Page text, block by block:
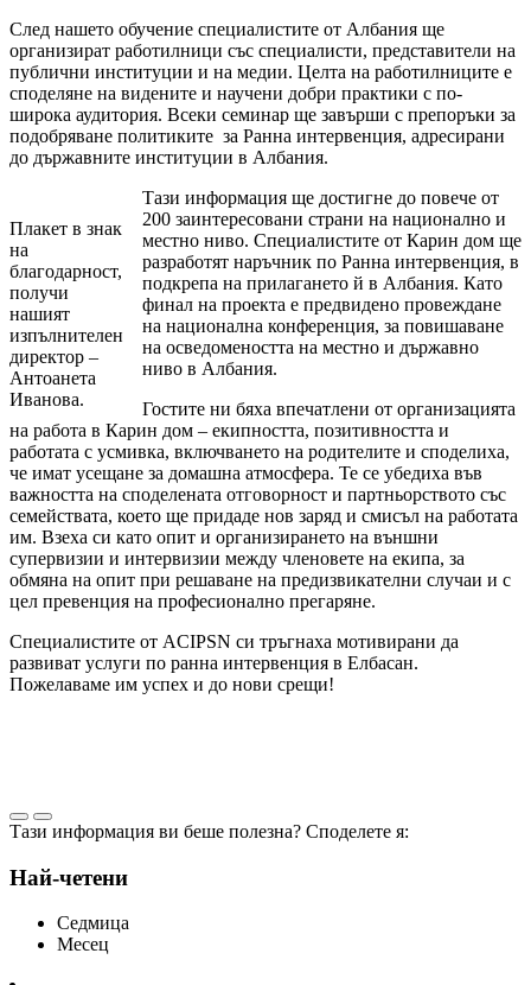
След нашето обучение специалистите от Албания ще
организират работилници със специалисти, представители на
публични институции и на медии. Целта на работилниците е
споделяне на видените и научени добри практики с по-
широка аудитория. Всеки семинар ще завърши с препоръки за
подобряване политиките за Ранна интервенция, адресирани
до държавните институции в Албания.
Плакет в знак
на
благодарност,
получи
нашият
изпълнителен
директор –
Антоанета
Иванова.
Тази информация ще достигне до повече от
200 заинтересовани страни на национално и
местно ниво. Специалистите от Карин дом ще
разработят наръчник по Ранна интервенция, в
подкрепа на прилагането й в Албания. Като
финал на проекта е предвидено провеждане
на национална конференция, за повишаване
на осведомеността на местно и държавно
ниво в Албания.
Гостите ни бяха впечатлени от организацията
на работа в Карин дом – екипността, позитивността и
работата с усмивка, включването на родителите и споделиха,
че имат усещане за домашна атмосфера. Те се убедиха във
важността на споделената отговорност и партньорството със
семействата, което ще придаде нов заряд и смисъл на работата
им. Взеха си като опит и организирането на външни
супервизии и интервизии между членовете на екипа, за
обмяна на опит при решаване на предизвикателни случаи и с
цел превенция на професионално прегаряне.
Специалистите от ACIPSN си тръгнаха мотивирани да
развиват услуги по ранна интервенция в Елбасан.
Пожелаваме им успех и до нови срещи!
Тази информация ви беше полезна? Споделете я:
Най-четени
Седмица
Месец